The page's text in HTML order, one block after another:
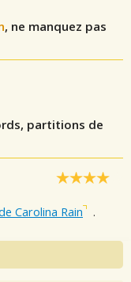
, ne manquez pas
partitions de
Carolina Rain .